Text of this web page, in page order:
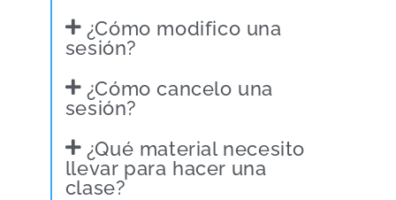
¿Cómo modifico una
sesión?
¿Cómo cancelo una
sesión?
¿Qué material necesito
llevar para hacer una
clase?